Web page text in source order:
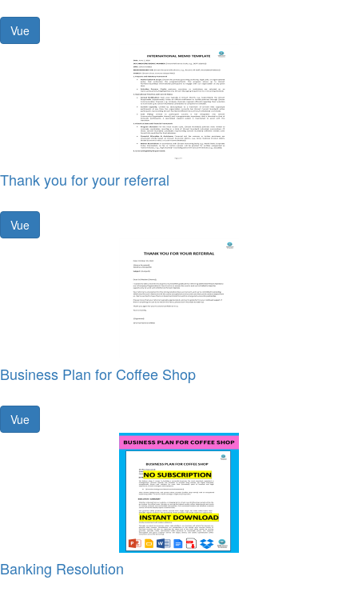
Vue
Thank you for your referral
Vue
Business Plan for Coffee Shop
Vue
Banking Resolution